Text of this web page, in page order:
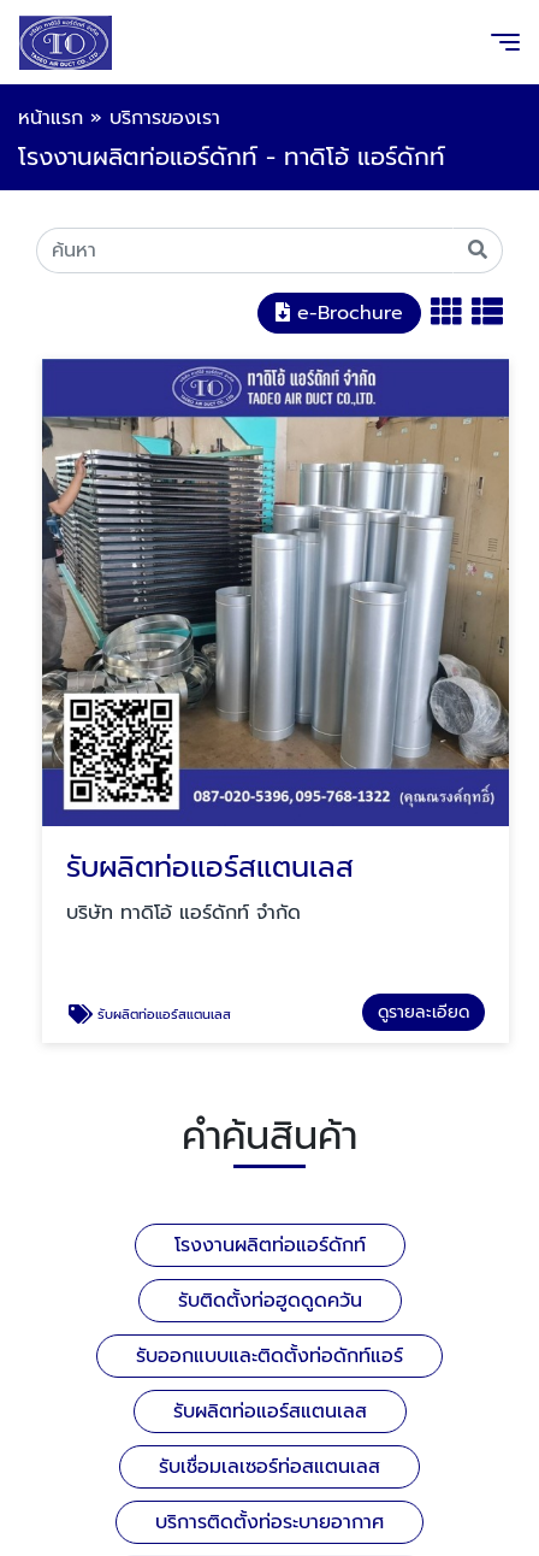
หน้าแรก » บริการของเรา
โรงงานผลิตท่อแอร์ดักท์ - ทาดิโอ้ แอร์ดักท์
e-Brochure
รับผลิตท่อแอร์สแตนเลส
บริษัท ทาดิโอ้ แอร์ดักท์ จำกัด
รับผลิตท่อแอร์สแตนเลส ดูรายละเอียด
คำค้นสินค้า
โรงงานผลิตท่อแอร์ดักท์
รับติดตั้งท่อฮูดดูดควัน
รับออกแบบและติดตั้งท่อดักท์แอร์
รับผลิตท่อแอร์สแตนเลส
รับเชื่อมเลเซอร์ท่อสแตนเลส
บริการติดตั้งท่อระบายอากาศ